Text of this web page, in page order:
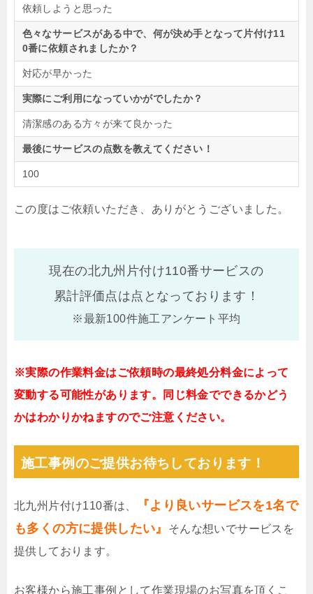
依頼しようと思った
色々なサービスがある中で、何が決め手となって片付け11
0番に依頼されましたか？
対応が早かった
実際にご利用になっていかがでしたか？
清潔感のある方々が来て良かった
最後にサービスの点数を教えてください！
100
この度はご依頼いただき、ありがとうございました。
現在の北九州片付け110番サービスの
累計評価点は点となっております！
※最新100件施工アンケート平均
※実際の作業料金はご依頼時の最終処分料金によって
変動する可能性があります。同じ料金でできるかどう
かはわかりかねますのでご注意ください。
施工事例のご提供お待ちしております！
北九州片付け110番は、
『より良いサービスを1名で
も多くの方に提供したい』
そんな想いでサービスを
提供しております。
お客様から施工事例として作業現場のお写真を頂くこ